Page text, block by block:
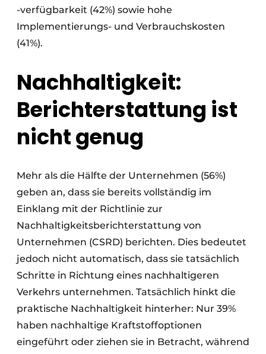
-verfügbarkeit (42%) sowie hohe
Implementierungs- und Verbrauchskosten
(41%).
Nachhaltigkeit:
Berichterstattung ist
nicht genug
Mehr als die Hälfte der Unternehmen (56%)
geben an, dass sie bereits vollständig im
Einklang mit der Richtlinie zur
Nachhaltigkeitsberichterstattung von
Unternehmen (CSRD) berichten. Dies bedeutet
jedoch nicht automatisch, dass sie tatsächlich
Schritte in Richtung eines nachhaltigeren
Verkehrs unternehmen. Tatsächlich hinkt die
praktische Nachhaltigkeit hinterher: Nur 39%
haben nachhaltige Kraftstoffoptionen
eingeführt oder ziehen sie in Betracht, während